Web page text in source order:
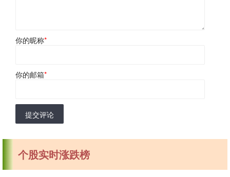
你的昵称*
你的邮箱*
提交评论
个股实时涨跌榜